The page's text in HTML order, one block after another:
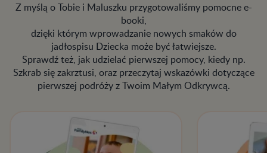
Z myślą o Tobie i Maluszku przygotowaliśmy pomocne e-
booki,
dzięki którym wprowadzanie nowych smaków do
jadłospisu Dziecka może być łatwiejsze.
Sprawdź też, jak udzielać pierwszej pomocy, kiedy np.
Szkrab się zakrztusi, oraz przeczytaj wskazówki dotyczące
pierwszej podróży z Twoim Małym Odkrywcą.